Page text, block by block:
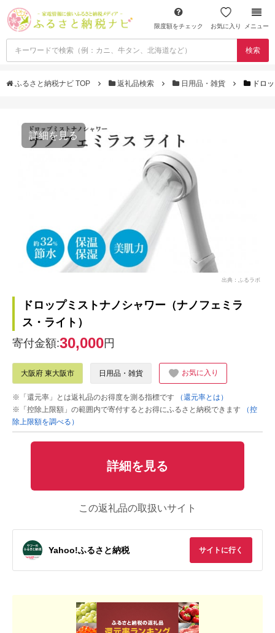
限度額をチェック お気に入り メニュー
検索
ふるさと納税ナビ TOP 返礼品検索 日用品・雑貨 ドロ
詳細を見る
出典：ふるラボ
ドロップミストナノシャワー（ナノフェミラ
ス・ライト）
寄付金額:30,000円
大阪府 東大阪市 日用品・雑貨 お気に入り
※「還元率」とは返礼品のお得度を測る指標です
（還元率とは）
※「控除上限額」の範囲内で寄付するとお得にふるさと納税できます
（控
除上限額を調べる）
詳細を見る
この返礼品の取扱いサイト
Yahoo!ふるさと納税 サイトに行く